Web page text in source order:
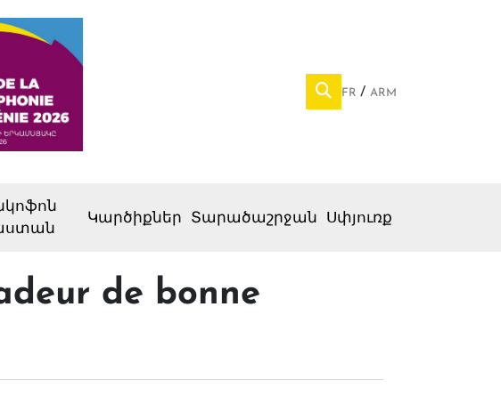
FR ARM
Կարծիքներ Տարածաշրջան Սփյուռք
de bonne